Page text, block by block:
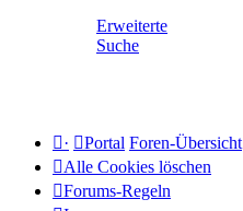
Erweiterte
Suche
· Portal Foren-Übersicht
Alle Cookies löschen
Forums-Regeln